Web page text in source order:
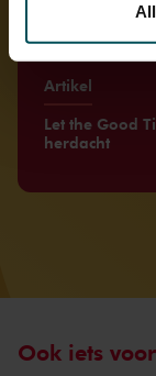
We werken
Artikel
Let the Good
herdacht
Ook iets